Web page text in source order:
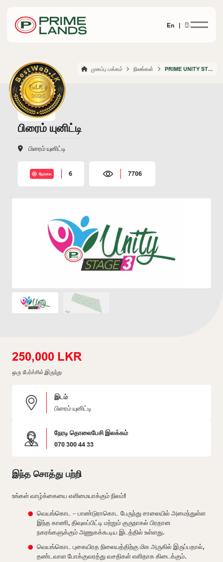
En | සිං
முகப்பு பக்கம் நிலங்கள் PRIME UNITY STAGE 3
பிரைம் யுனிட்டி
பிரைம் யுனிட்டி
நேரலை 6 7706
250,000 LKR
ஒரு பேர்ச்சில் இருந்து
இடம்
பிரைம் யுனிட்டி
நேரடி தொலைபேசி இலக்கம்
070 300 44 33
இந்த சொத்து பற்றி
உங்கள் வாழ்க்கையை எளிமையாக்கும் நிலம்!
வெயங்கொட – பாண்டுராகொட பேருந்து சாலையில் அமைந்துள்ள
இந்த காணி, திவுலப்பிட்டி மற்றும் குருநாகல் பிரதான
நகரங்களுக்கும் அணுகக்கூடிய இடத்தில் உள்ளது.
வெயங்கொட புகையிரத நிலையத்திற்கு மிக அருகில் இருப்பதால்,
தண்டவாள போக்குவரத்து வசதிகள் எளிதாக கிடைக்கும்.